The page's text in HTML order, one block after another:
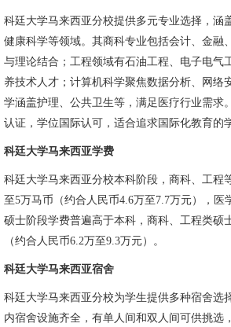
科廷大学马来西亚分校提供多元专业选择，涵
健康科学等领域。其商科专业包括会计、金融
与理论结合；工程领域有石油工程、电子电气
养技术人才；计算机科学聚焦数据分析、网络
学涵盖护理、公共卫生等，满足医疗行业需求
认证，学位国际认可，适合追求国际化教育的
科廷大学马来西亚学费
科廷大学马来西亚分校本科阶段，商科、工程
至5万马币（约合人民币4.6万至7.7万元），医
硕士阶段学费普遍高于本科，商科、工程类硕
（约合人民币6.2万至9.3万元）。
科廷大学马来西亚宿舍
科廷大学马来西亚分校为学生提供多种宿舍选
内宿舍设施齐全，有单人间和双人间可供挑选